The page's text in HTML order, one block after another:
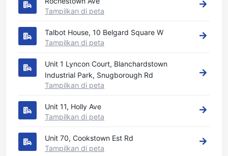
Tampilkan di peta
Talbot House, 10 Belgard Square W
Tampilkan di peta
Unit 1 Lyncon Court, Blanchardstown
Industrial Park, Snugborough Rd
Tampilkan di peta
Unit 11, Holly Ave
Tampilkan di peta
Unit 70, Cookstown Est Rd
Tampilkan di peta